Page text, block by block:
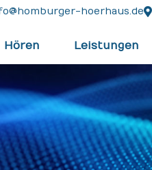
hoerhaus.de
Hören Leistungen